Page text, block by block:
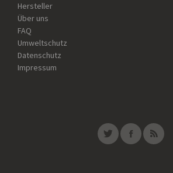
Hersteller
Über uns
FAQ
Umweltschutz
Datenschutz
Impressum